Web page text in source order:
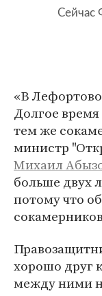
Сейчас
«В
Долгое
тем же
министр
Михаил
больше двух
потому что
хорошо друг
между ними